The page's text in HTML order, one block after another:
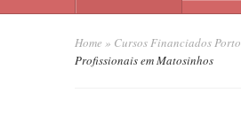
Home » Cursos Financiados Porto
Profissionais em Matosinhos